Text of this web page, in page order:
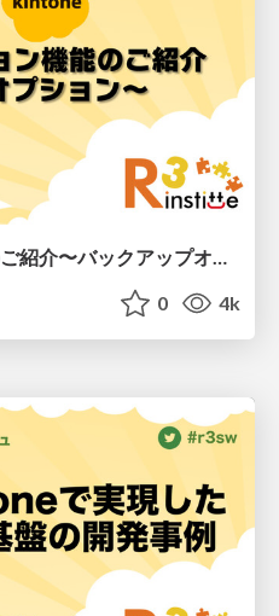
gusukuオプション機能のご紹介〜バックアップオプション〜/r3gusuku-backup
0 4k